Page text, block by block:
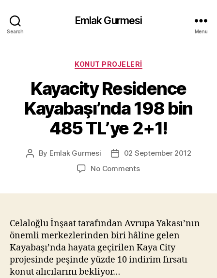
Search
Emlak Gurmesi
Menu
Categories
KONUT PROJELERI
Kayacity Residence
Kayabaşı’nda 198 bin
485 TL’ye 2+1!
Post
By Emlak Gurmesi
Post02 September 2012
No Commentson
bin
485
TL’ye
2+1!
Celaloğlu İnşaat tarafından Avrupa Yakası’nın
önemli merkezlerinden biri hâline gelen
Kayabaşı’nda hayata geçirilen Kaya City
projesinde peşinde yüzde 10 indirim fırsatı
konut alıcılarını bekliyor…